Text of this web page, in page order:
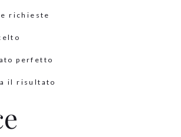
richieste
perfetto
il risultato